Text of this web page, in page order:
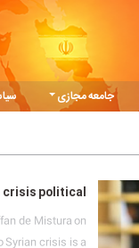
جامعه مجازی
crisis political
de Mistura on
Syrian crisis is a